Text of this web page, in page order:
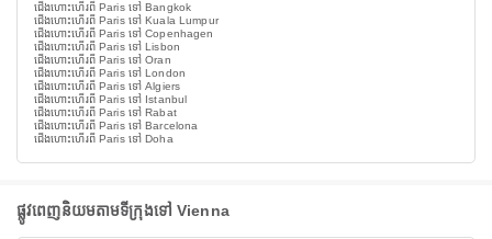
ជើងហោះហើរពី Paris ទៅ Bangkok
ជើងហោះហើរពី Paris ទៅ Kuala Lumpur
ជើងហោះហើរពី Paris ទៅ Copenhagen
ជើងហោះហើរពី Paris ទៅ Lisbon
ជើងហោះហើរពី Paris ទៅ Oran
ជើងហោះហើរពី Paris ទៅ London
ជើងហោះហើរពី Paris ទៅ Algiers
ជើងហោះហើរពី Paris ទៅ Istanbul
ជើងហោះហើរពី Paris ទៅ Rabat
ជើងហោះហើរពី Paris ទៅ Barcelona
ជើងហោះហើរពី Paris ទៅ Doha
ផ្លូវពេញនិយមតាមទីក្រុងទៅ Vienna